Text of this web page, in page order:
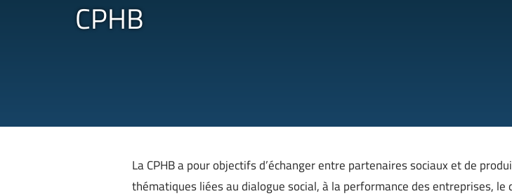
CPHB
La CPHB a pour objectifs d’échanger entre partenaires sociaux et de
thématiques liées au dialogue social, à la performance des entreprises,